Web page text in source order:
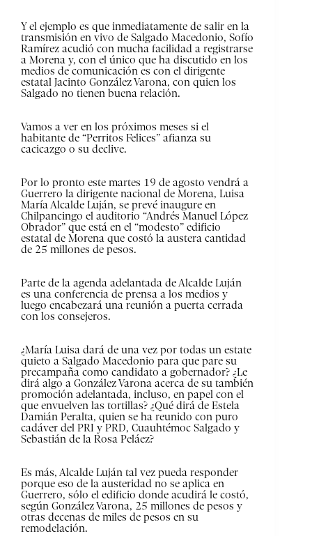
Y el ejemplo es que inmediatamente de salir en la
transmisión en vivo de Salgado Macedonio, Sofío
Ramírez acudió con mucha facilidad a registrarse
a Morena y, con el único que ha discutido en los
medios de comunicación es con el dirigente
estatal Jacinto González Varona, con quien los
Salgado no tienen buena relación.
Vamos a ver en los próximos meses si el
habitante de “Perritos Felices” afianza su
cacicazgo o su declive.
Por lo pronto este martes 19 de agosto vendrá a
Guerrero la dirigente nacional de Morena, Luisa
María Alcalde Luján, se prevé inaugure en
Chilpancingo el auditorio “Andrés Manuel López
Obrador” que está en el “modesto” edificio
estatal de Morena que costó la austera cantidad
de 25 millones de pesos.
Parte de la agenda adelantada de Alcalde Luján
es una conferencia de prensa a los medios y
luego encabezará una reunión a puerta cerrada
con los consejeros.
¿María Luisa dará de una vez por todas un estate
quieto a Salgado Macedonio para que pare su
precampaña como candidato a gobernador? ¿Le
dirá algo a González Varona acerca de su también
promoción adelantada, incluso, en papel con el
que envuelven las tortillas? ¿Qué dirá de Estela
Damián Peralta, quien se ha reunido con puro
cadáver del PRI y PRD, Cuauhtémoc Salgado y
Sebastián de la Rosa Peláez?
Es más, Alcalde Luján tal vez pueda responder
porque eso de la austeridad no se aplica en
Guerrero, sólo el edificio donde acudirá le costó,
según González Varona, 25 millones de pesos y
otras decenas de miles de pesos en su
remodelación.